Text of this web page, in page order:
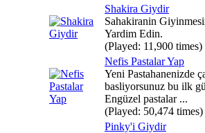
Shakira Giydir
Sahakiranin
Yardim Edin.
(Played: 11,900 times)
Nefis Pastalar Yap
Yeni Pastahanenizde
basliyorsunuz bu ilk
Engüzel pastalar ...
(Played: 50,474 times)
Pinky'i Giydir